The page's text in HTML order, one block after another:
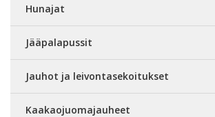
Hunajat
Jääpalapussit
Jauhot ja leivontasekoitukset
Kaakaojuomajauheet